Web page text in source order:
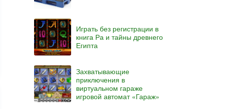
Играть без регистрации в
книга Ра и тайны древнего
Египта
Захватывающие
приключения в
виртуальном гараже
игровой автомат «Гараж»